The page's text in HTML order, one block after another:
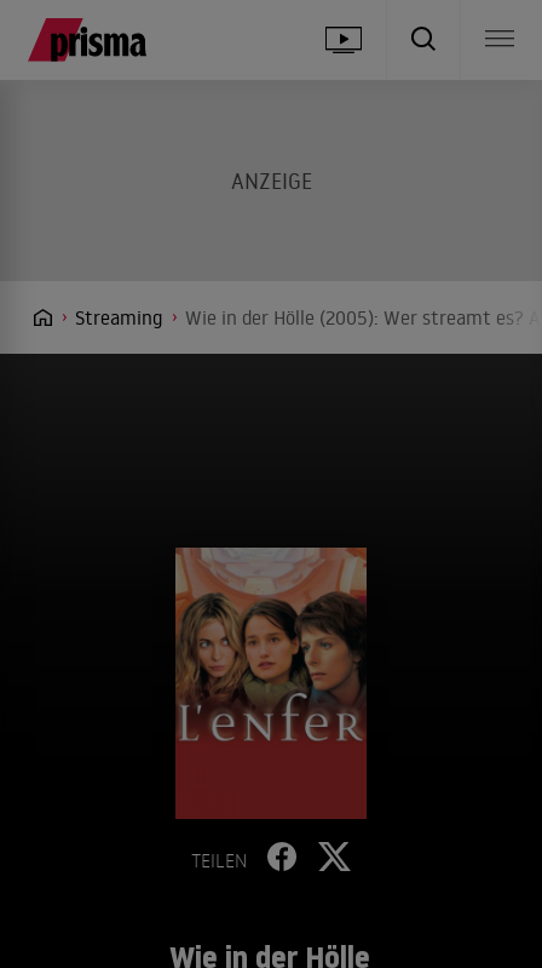
Streaming Wie in der Hölle (2005): Wer streamt es?
TEILEN
Wie in der Hölle